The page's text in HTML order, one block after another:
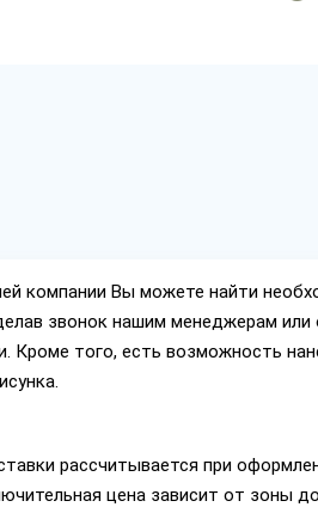
компании Вы можете найти
звонок нашим менеджерам или
Кроме того, есть возможность
рассчитывается при
цена зависит от зоны